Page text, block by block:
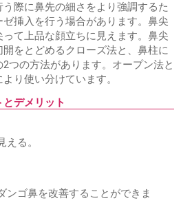
際に鼻先の細さをより強調するた
挿入を行う場合があります。鼻尖
て上品な顔立ちに見えます。鼻尖
をとどめるクローズ法と、鼻柱に
つの方法があります。オープン法と
り使い分けています。
デメリット
る。
ンゴ鼻を改善することができま